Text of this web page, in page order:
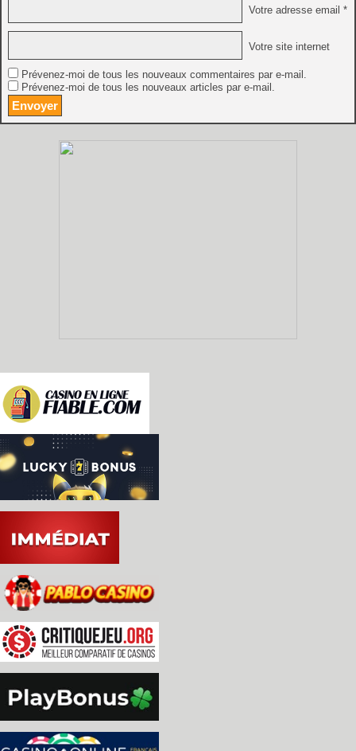
Votre adresse email *
Votre site internet
Prévenez-moi de tous les nouveaux commentaires par e-mail.
Prévenez-moi de tous les nouveaux articles par e-mail.